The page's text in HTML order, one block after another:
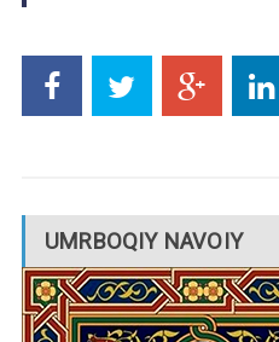
UMRBOQIY NAVOIY